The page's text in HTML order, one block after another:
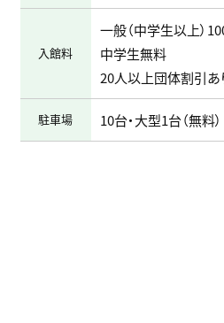
入館料
一般（中学生以上）
中学生無料
20人以上団体割引あ
駐車場 10台・大型1台（無料）